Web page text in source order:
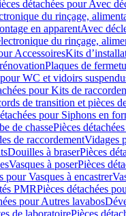
détachées pour Avec
du rinçage,
en apparentAvec
du rinçage,
AccessoiresKits
Plaques de
WC et vidoirs
pour Kits de
de transition et pièces
pour Siphons en
de chassePièces
de raccordementVidages
Douilles à braserPièces
Vasques à poserPièces
pour Vasques à encastrer
PMRPièces détachées
pour Autres lavabos
de laboratoirePièces